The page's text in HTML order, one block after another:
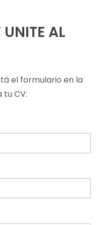
AL
el formulario en la
CV: